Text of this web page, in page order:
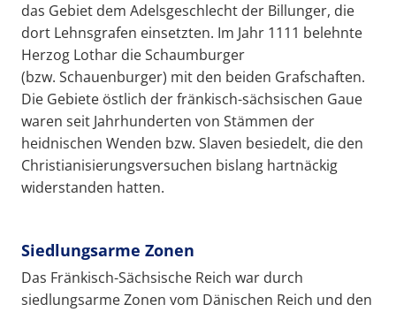
das Gebiet dem Adelsgeschlecht der Billunger, die
dort Lehnsgrafen einsetzten. Im Jahr 1111 belehnte
Herzog Lothar die Schaumburger
(bzw. Schauenburger) mit den beiden Grafschaften.
Die Gebiete östlich der fränkisch-sächsischen Gaue
waren seit Jahrhunderten von Stämmen der
heidnischen Wenden bzw. Slaven besiedelt, die den
Christianisierungsversuchen bislang hartnäckig
widerstanden hatten.
Siedlungsarme Zonen
Das Fränkisch-Sächsische Reich war durch
siedlungsarme Zonen vom Dänischen Reich und den